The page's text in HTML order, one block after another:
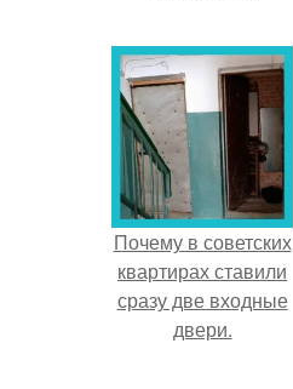
Почему в советских
квартирах ставили
сразу две входные
двери.